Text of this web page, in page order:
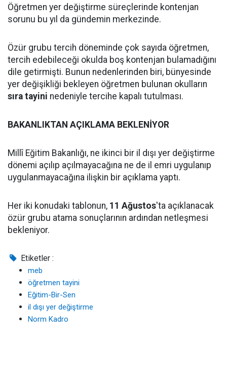
Öğretmen yer değiştirme süreçlerinde kontenjan
sorunu bu yıl da gündemin merkezinde.
Özür grubu tercih döneminde çok sayıda öğretmen,
tercih edebileceği okulda boş kontenjan bulamadığını
dile getirmişti. Bunun nedenlerinden biri, bünyesinde
yer değişikliği bekleyen öğretmen bulunan okulların
sıra tayini nedeniyle tercihe kapalı tutulması.
BAKANLIKTAN AÇIKLAMA BEKLENİYOR
Millî Eğitim Bakanlığı, ne ikinci bir il dışı yer değiştirme
dönemi açılıp açılmayacağına ne de il emri uygulanıp
uygulanmayacağına ilişkin bir açıklama yaptı.
Her iki konudaki tablonun, 11 Ağustos'ta açıklanacak
özür grubu atama sonuçlarının ardından netleşmesi
bekleniyor.
Etiketler :
meb
öğretmen tayini
Eğitim-Bir-Sen
il dışı yer değiştirme
Norm Kadro